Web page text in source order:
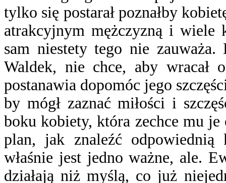
tylko się postarał poznałby
atrakcyjnym mężczyzną i wiele
sam niestety tego nie
Waldek, nie chce, aby wracał
postanawia dopomóc jego
by mógł zaznać miłości i
boku kobiety, która zechce mu
plan, jak znaleźć
właśnie jest jedno ważne, ale.
działają niż myślą, co już